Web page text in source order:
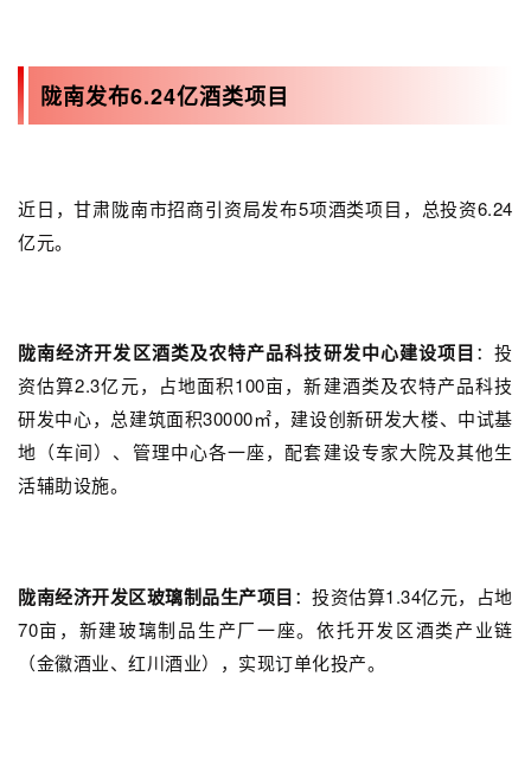
陇南发布6.24亿酒类项目
近日，甘肃陇南市招商引资局发布5项酒类项目，总投资6.24
亿元。
陇南经济开发区酒类及农特产品科技研发中心建设项目：投
资估算2.3亿元，占地面积100亩，新建酒类及农特产品科技
研发中心，总建筑面积30000㎡，建设创新研发大楼、中试基
地（车间）、管理中心各一座，配套建设专家大院及其他生
活辅助设施。
陇南经济开发区玻璃制品生产项目：投资估算1.34亿元，占地
70亩，新建玻璃制品生产厂一座。依托开发区酒类产业链
（金徽酒业、红川酒业），实现订单化投产。